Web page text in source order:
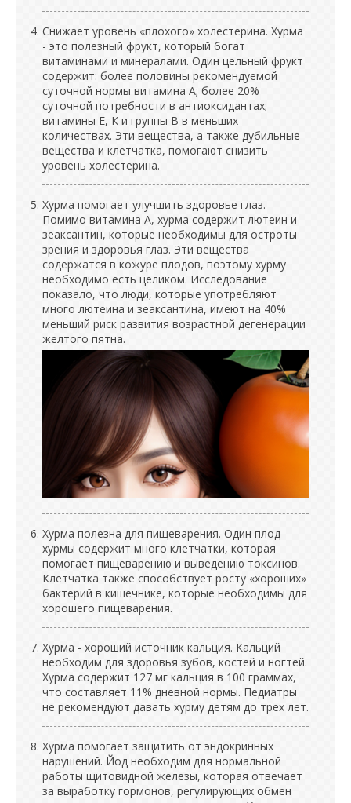
Снижает уровень «плохого» холестерина. Хурма
- это полезный фрукт, который богат
витаминами и минералами. Один цельный фрукт
содержит: более половины рекомендуемой
суточной нормы витамина А; более 20%
суточной потребности в антиоксидантах;
витамины Е, К и группы В в меньших
количествах. Эти вещества, а также дубильные
вещества и клетчатка, помогают снизить
уровень холестерина.
Хурма помогает улучшить здоровье глаз.
Помимо витамина А, хурма содержит лютеин и
зеаксантин, которые необходимы для остроты
зрения и здоровья глаз. Эти вещества
содержатся в кожуре плодов, поэтому хурму
необходимо есть целиком. Исследование
показало, что люди, которые употребляют
много лютеина и зеаксантина, имеют на 40%
меньший риск развития возрастной дегенерации
желтого пятна.
Хурма полезна для пищеварения. Один плод
хурмы содержит много клетчатки, которая
помогает пищеварению и выведению токсинов.
Клетчатка также способствует росту «хороших»
бактерий в кишечнике, которые необходимы для
хорошего пищеварения.
Хурма - хороший источник кальция. Кальций
необходим для здоровья зубов, костей и ногтей.
Хурма содержит 127 мг кальция в 100 граммах,
что составляет 11% дневной нормы. Педиатры
не рекомендуют давать хурму детям до трех лет.
Хурма помогает защитить от эндокринных
нарушений. Йод необходим для нормальной
работы щитовидной железы, которая отвечает
за выработку гормонов, регулирующих обмен